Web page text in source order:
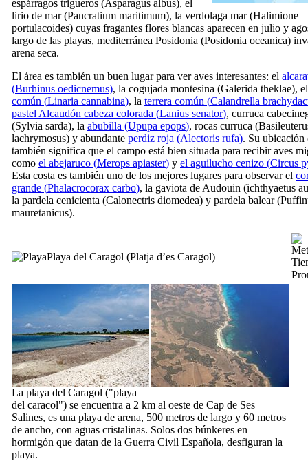
espárragos trigueros (Asparagus albus), el
lirio de mar (Pancratium maritimum), la verdolaga mar (Halimione
portulacoides) cuyas fragantes flores blancas aparecen en julio y
largo de las playas, mediterránea Posidonia (Posidonia oceanica)
arena seca.
El área es también un buen lugar para ver aves interesantes: el
(Burhinus oedicnemus), la cogujada montesina (Galerida theklae),
común (Linaria cannabina), la terrera común (Calandrella
pastel Alcaudón cabeza colorada (Lanius senator), curruca
(Sylvia sarda), la abubilla (Upupa epops), rocas curruca (
lachrymosus) y abundante perdiz roja (Alectoris rufa). Su ubicación
también significa que el campo está bien situada para recibir aves
como el abejaruco (Merops apiaster) y el aguilucho cenizo (Circus
Esta costa es también uno de los mejores lugares para observar el
grande (Phalacrocorax carbo), la gaviota de Audouin (ichthyaetus
la pardela cenicienta (Calonectris diomedea) y pardela balear (
mauretanicus).
Playa del Caragol (Platja d’es Caragol)
La playa del Caragol ("playa
del caracol") se encuentra a 2 km al oeste de Cap de Ses
Salines, es una playa de arena, 500 metros de largo y 60 metros
de ancho, con aguas cristalinas. Solos dos búnkeres en
hormigón que datan de la Guerra Civil Española, desfiguran la
playa.